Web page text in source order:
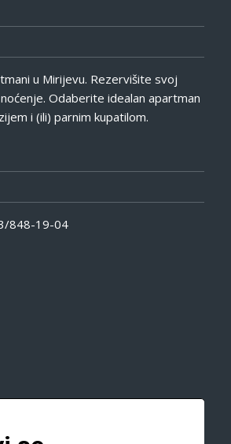
u Mirijevu. Rezervišite svoj
Odaberite idealan apartman
i (ili) parnim kupatilom.
848-19-04